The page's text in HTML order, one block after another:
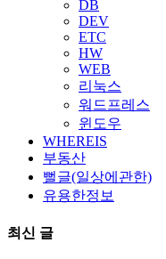
DB
DEV
ETC
HW
WEB
리눅스
워드프레스
윈도우
WHEREIS
부동산
뻘글(일상에관한)
유용한정보
최신 글